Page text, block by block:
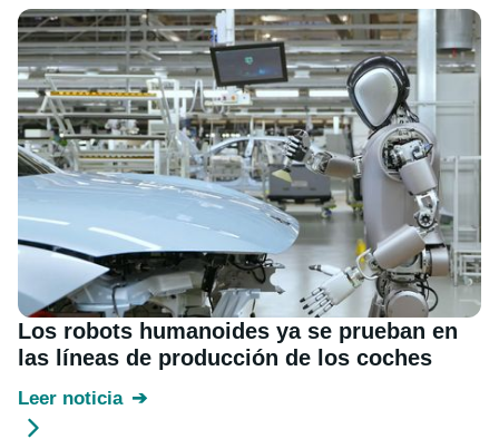
Los robots humanoides ya se prueban en
las líneas de producción de los coches
Leer noticia